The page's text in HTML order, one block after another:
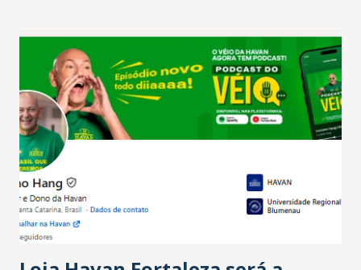
confraternizações de fim de ano e pelo pagamento do 13º
Salário para um número maior de trabalhadores, já que o
país tem a menor taxa de desemprego dos anos recentes.
Ainda segundo a Pesquisa, em novembro de 2025, 40% dos
bares e restaurantes operaram com lucro e outros 40%
registraram equilíbrio financeiro. Já o percentual de
estabelecimentos no prejuízo ficou em 19%, pouco abaixo
do observado no mês anterior. Outros 1% não existiam em
novembro. Em relação a outubro, o faturamento também